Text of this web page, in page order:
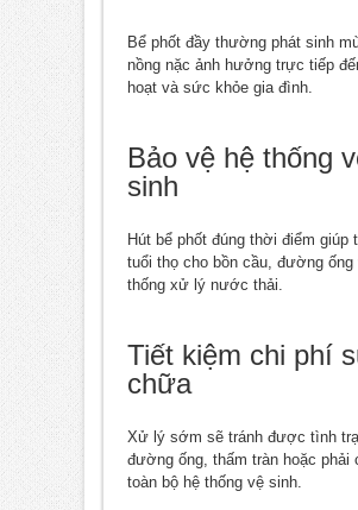
Bể phốt đầy thường phát sinh
nồng nặc ảnh hưởng trực tiếp
hoạt và sức khỏe gia đình.
Bảo vệ hệ thống
sinh
Hút bể phốt đúng thời điểm giúp
tuổi thọ cho bồn cầu, đường ống
thống xử lý nước thải.
Tiết kiệm chi phí
chữa
Xử lý sớm sẽ tránh được tình
đường ống, thấm tràn hoặc phải
toàn bộ hệ thống vệ sinh.